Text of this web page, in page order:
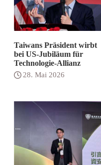
Taiwans Präsident wirbt
bei US-Jubiläum für
Technologie-Allianz
28. Mai 2026